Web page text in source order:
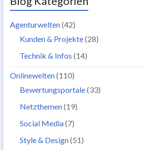
Agenturwelten(42)
Kunden & Projekte(28)
Technik & Infos (14)
Onlinewelten(110)
Bewertungsportale(33)
Netzthemen(19)
Social Media(7)
Style & Design(51)